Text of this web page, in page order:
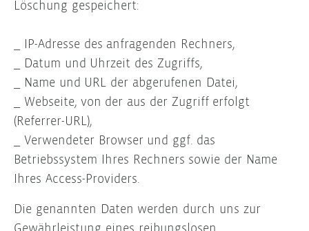
Löschung gespeichert:
_ IP-Adresse des anfragenden Rechners,
_ Datum und Uhrzeit des Zugriffs,
_ Name und URL der abgerufenen Datei,
_ Webseite, von der aus der Zugriff erfolgt
(Referrer-URL),
_ Verwendeter Browser und ggf. das
Betriebssystem Ihres Rechners sowie der Name
Ihres Access-Providers.
Die genannten Daten werden durch uns zur